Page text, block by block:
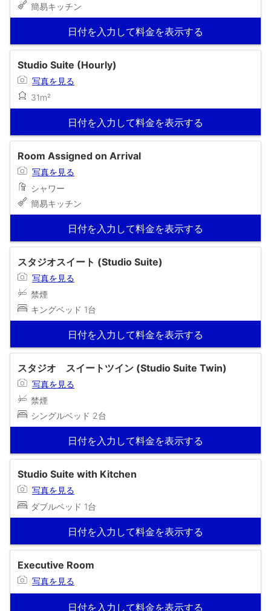
簡易キッチン
日付を入力して料金を表示する
Studio Suite (Hourly)
写真を見る
31m²
日付を入力して料金を表示する
Room Assigned on Arrival
写真を見る
シャワー
簡易キッチン
日付を入力して料金を表示する
スタジオスイート (Studio Suite)
写真を見る
禁煙
キングベッド 1台
日付を入力して料金を表示する
スタジオ スイートツイン (Studio Suite Twin)
写真を見る
禁煙
シングルベッド 2台
日付を入力して料金を表示する
Studio Suite with Kitchen
写真を見る
ダブルベッド 1台
日付を入力して料金を表示する
Executive Room
写真を見る
日付を入力して料金を表示する